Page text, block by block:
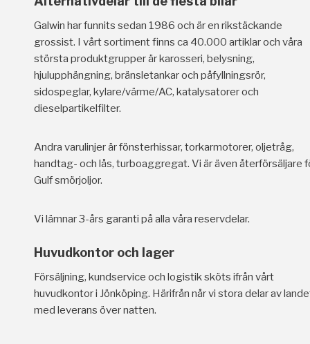
Galwin har funnits sedan 1986 och är en rikstäckande
grossist. I vårt sortiment finns ca 40.000 artiklar och våra
största produktgrupper är karosseri, belysning,
hjulupphängning, bränsletankar och påfyllningsrör,
sidospeglar, kylare/värme/AC, katalysatorer och
dieselpartikelfilter.
Andra varulinjer är fönsterhissar, torkarmotorer, oljetråg,
handtag- och lås, turboaggregat. Vi är även återförsäljare
Gulf smörjoljor.
Vi lämnar 3-års garanti på alla våra reservdelar.
Huvudkontor och lager
Försäljning, kundservice och logistik sköts ifrån vårt
huvudkontor i Jönköping. Härifrån når vi stora delar av
med leverans över natten.